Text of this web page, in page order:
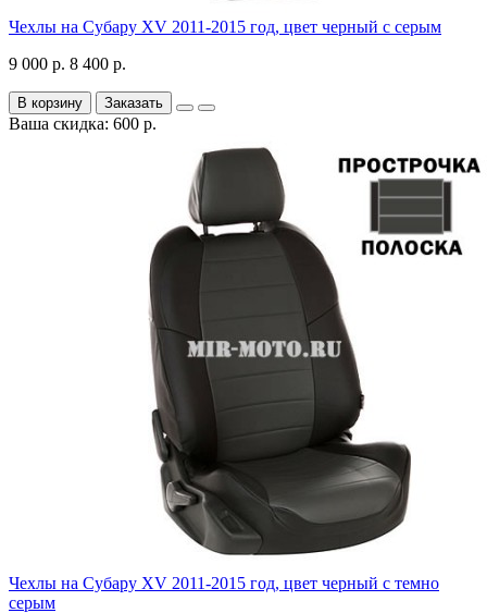
Чехлы на Субару XV 2011-2015 год, цвет черный с серым
9 000 р. 8 400 р.
В корзину Заказать
Ваша скидка: 600 р.
Чехлы на Субару XV 2011-2015 год, цвет черный с темно
серым